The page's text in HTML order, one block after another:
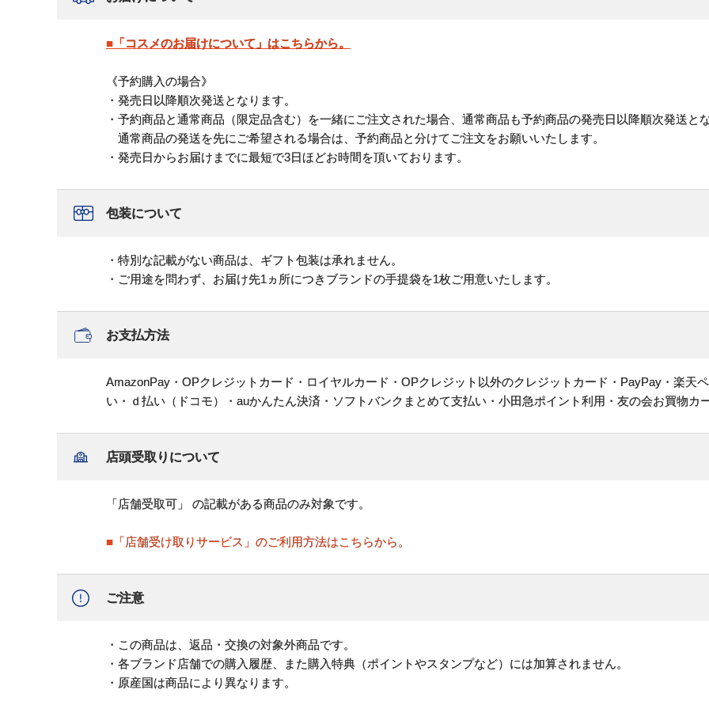
■「コスメのお届けについて」はこちらから。
《予約購入の場合》
・発売日以降順次発送となります。
・予約商品と通常商品（限定品含む）を一緒にご注文された場合、通常商品も予約商品の発売日以降順次発送とな
通常商品の発送を先にご希望される場合は、予約商品と分けてご注文をお願いいたします。
・発売日からお届けまでに最短で3日ほどお時間を頂いております。
包装について
・特別な記載がない商品は、ギフト包装は承れません。
・ご用途を問わず、お届け先1ヵ所につきブランドの手提袋を1枚ご用意いたします。
お支払方法
AmazonPay・OPクレジットカード・ロイヤルカード・OPクレジット以外のクレジットカード・PayPay・楽天
い・ｄ払い（ドコモ）・auかんたん決済・ソフトバンクまとめて支払い・小田急ポイント利用・友の会お買物カ
店頭受取りについて
「店舗受取可」 の記載がある商品のみ対象です。
■「店舗受け取りサービス」のご利用方法はこちらから。
ご注意
・この商品は、返品・交換の対象外商品です。
・各ブランド店舗での購入履歴、また購入特典（ポイントやスタンプなど）には加算されません。
・原産国は商品により異なります。